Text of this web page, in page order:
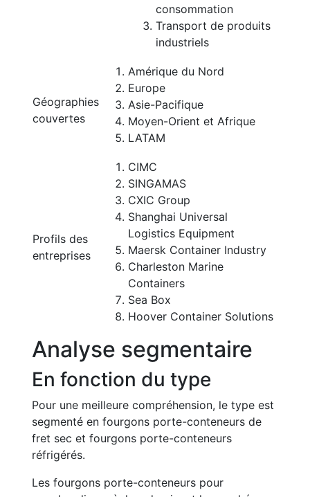
consommation
Transport de produits
industriels
Géographies
couvertes
Amérique du Nord
Europe
Asie-Pacifique
Moyen-Orient et Afrique
LATAM
Profils des
entreprises
CIMC
SINGAMAS
CXIC Group
Shanghai Universal
Logistics Equipment
Maersk Container Industry
Charleston Marine
Containers
Sea Box
Hoover Container Solutions
Analyse segmentaire
En fonction du type
Pour une meilleure compréhension, le type est
segmenté en fourgons porte-conteneurs de
fret sec et fourgons porte-conteneurs
réfrigérés.
Les fourgons porte-conteneurs pour